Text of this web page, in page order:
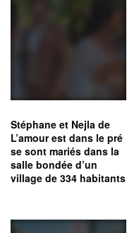
Stéphane et Nejla de
L’amour est dans le pré
se sont mariés dans la
salle bondée d’un
village de 334 habitants